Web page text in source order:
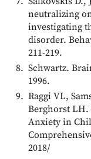
neutralizing
investigating
disorder.
211-219.
Schwartz.
1996.
Raggi VL,
Berghorst LH.
Anxiety in
2018/